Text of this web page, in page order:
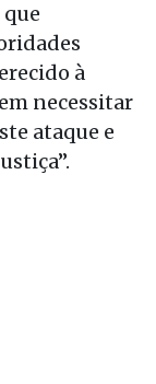
à
necessitar
ataque e